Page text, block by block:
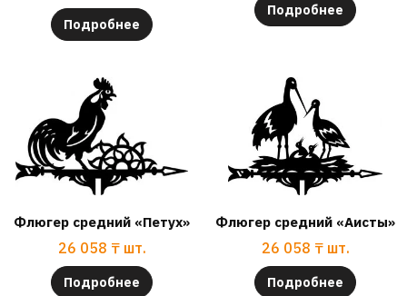
Подробнее
Подробнее
Флюгер средний «Петух»
26 058 ₸ шт.
Подробнее
Флюгер средний «Аисты»
26 058 ₸ шт.
Подробнее